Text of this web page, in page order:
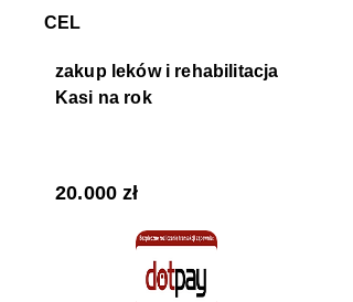
CEL
zakup leków i rehabilitacja
Kasi na rok
20.000 zł